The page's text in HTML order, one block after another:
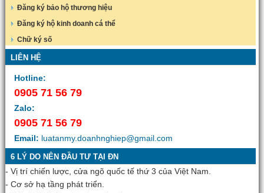
Đăng ký bảo hộ thương hiệu
Đăng ký hộ kinh doanh cá thể
Chữ ký số
LIÊN HỆ
Hotline:
0905 71 56 79
Zalo:
0905 71 56 79
Email: luatanmy.doanhnghiep@gmail.com
6 LÝ DO NÊN ĐẦU TƯ TẠI ĐN
- Vị trí chiến lược, cửa ngõ quốc tế thứ 3 của Việt Nam.
- Cơ sở hạ tầng phát triển.